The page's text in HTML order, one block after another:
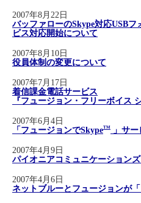
2007年8月22日
バッファローのSkype対応USB
ビス対応開始について
2007年8月10日
役員体制の変更について
2007年7月17日
着信課金電話サービス
『フュージョン・フリーボイス
2007年6月4日
「フュージョンでSkypeTM 」サ
2007年4月9日
パイオニアコミュニケーション
2007年4月6日
ネットブルーとフュージョンが